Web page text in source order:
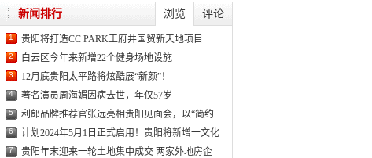
浏览 评论
新闻排行
1 贵阳将打造CC PARK王府井国贸新天地项目
2 白云区今年来新增22个健身场地设施
3 12月底贵阳太平路将炫酷展“新颜”！
4 著名演员周海媚因病去世，年仅57岁
5 利郎品牌推荐官张远亮相贵阳见面会，以“简约
6 计划2024年5月1日正式启用！贵阳将新增一文化
7 贵阳年末迎来一轮土地集中成交 两家外地房企